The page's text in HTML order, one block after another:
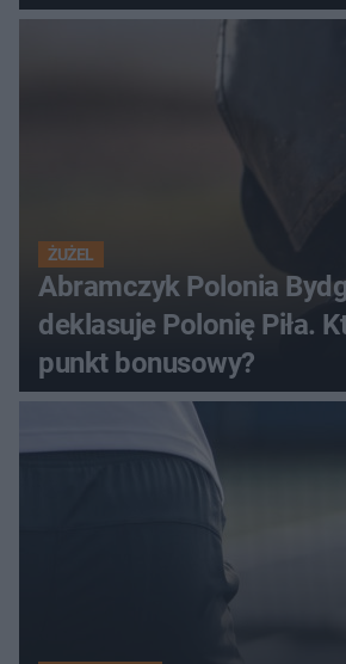
ŻUŻEL
Abramczyk Polonia
deklasuje Polonię Piła.
punkt bonusowy?